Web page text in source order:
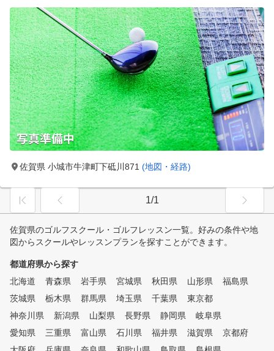
佐賀県 小城市牛津町下砥川871 (地図・経路)
1/1
佐賀県のゴルフスクール・ゴルフレッスン一覧。好みの条件や地
図からスクールやレッスンプランを探すことができます。
都道府県から探す
北海道
青森県 岩手県 宮城県 秋田県 山形県
福島県
茨城県
栃木県 群馬県 埼玉県 千葉県
東京都
神奈川県
新潟県 山梨県 長野県 静岡県
岐阜県
愛知県
三重県 富山県 石川県 福井県 滋賀県
京都府